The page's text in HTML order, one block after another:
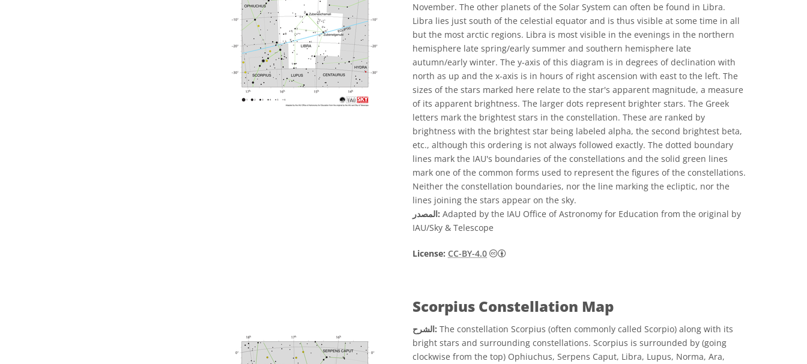
November. The other planets of the Solar System can often be found in Libra.
Libra lies just south of the celestial equator and is thus visible at some time in all
but the most arctic regions. Libra is most visible in the evenings in the northern
hemisphere late spring/early summer and southern hemisphere late
autumn/early winter. The y-axis of this diagram is in degrees of declination with
north as up and the x-axis is in hours of right ascension with east to the left. The
sizes of the stars marked here relate to the star's apparent magnitude, a measure
of its apparent brightness. The larger dots represent brighter stars. The Greek
letters mark the brightest stars in the constellation. These are ranked by
brightness with the brightest star being labeled alpha, the second brightest beta,
etc., although this ordering is not always followed exactly. The dotted boundary
lines mark the IAU's boundaries of the constellations and the solid green lines
mark one of the common forms used to represent the figures of the constellations.
Neither the constellation boundaries, nor the line marking the ecliptic, nor the
lines joining the stars appear on the sky.
المصدر: Adapted by the IAU Office of Astronomy for Education from the original by
IAU/Sky & Telescope
License: CC-BY-4.0
Scorpius Constellation Map
الشرح: The constellation Scorpius (often commonly called Scorpio) along with its
bright stars and surrounding constellations. Scorpius is surrounded by (going
clockwise from the top) Ophiuchus, Serpens Caput, Libra, Lupus, Norma, Ara,